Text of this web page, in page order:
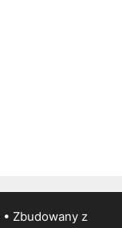
• Zbudowany z